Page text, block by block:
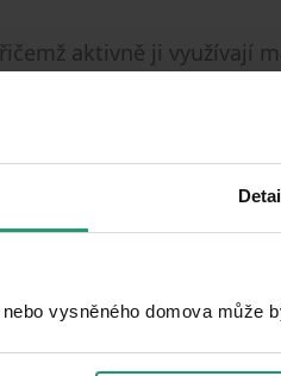
vysněného domova může
aktivně ji využívají
údolí
umístěná oprostřed
jen když nasněží (leden -